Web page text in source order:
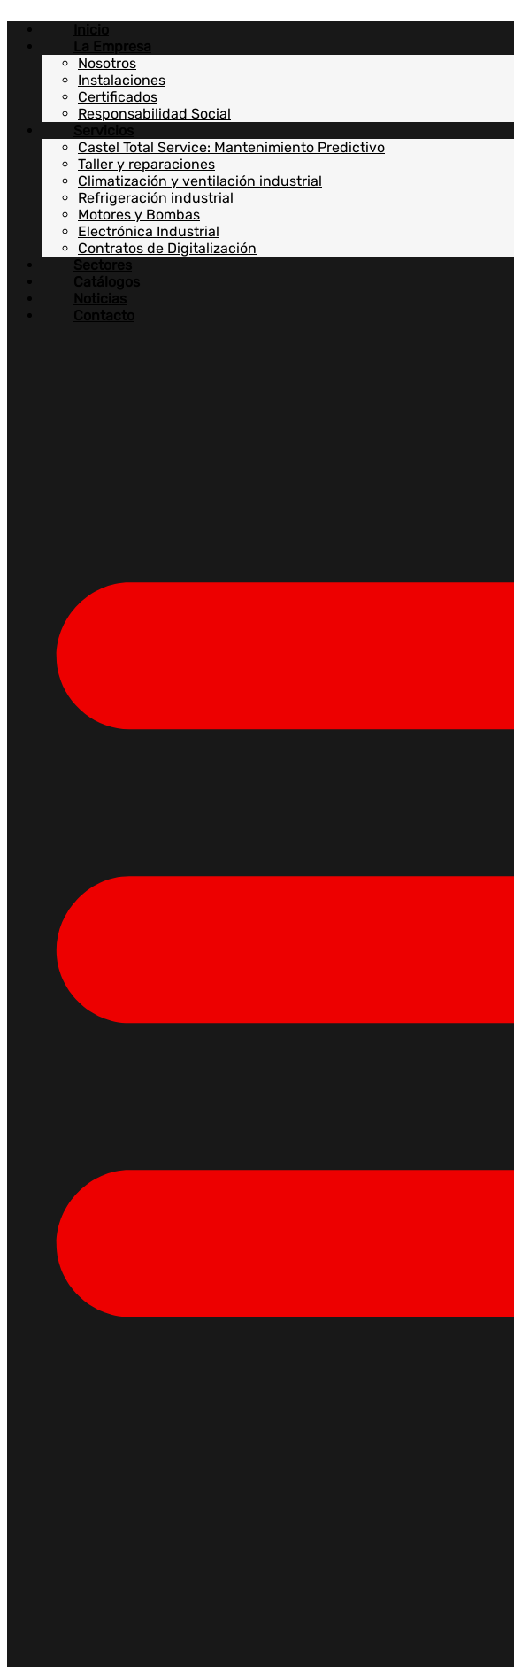
contenido
Inicio
La Empresa
Nosotros
Instalaciones
Certificados
Responsabilidad Social
Servicios
Castel Total Service: Mantenimiento Predictivo
Taller y reparaciones
Climatización y ventilación industrial
Refrigeración industrial
Motores y Bombas
Electrónica Industrial
Contratos de Digitalización
Sectores
Catálogos
Noticias
Contacto